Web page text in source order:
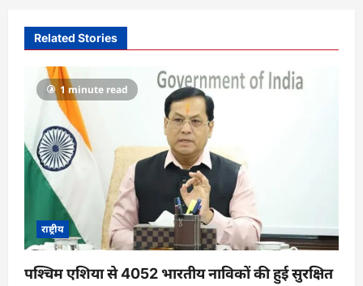
i
o
Related Stories
1 minute read
राष्ट्रीय
पश्चिम एशिया से 4052 भारतीय नाविकों की हुई सुरक्षित